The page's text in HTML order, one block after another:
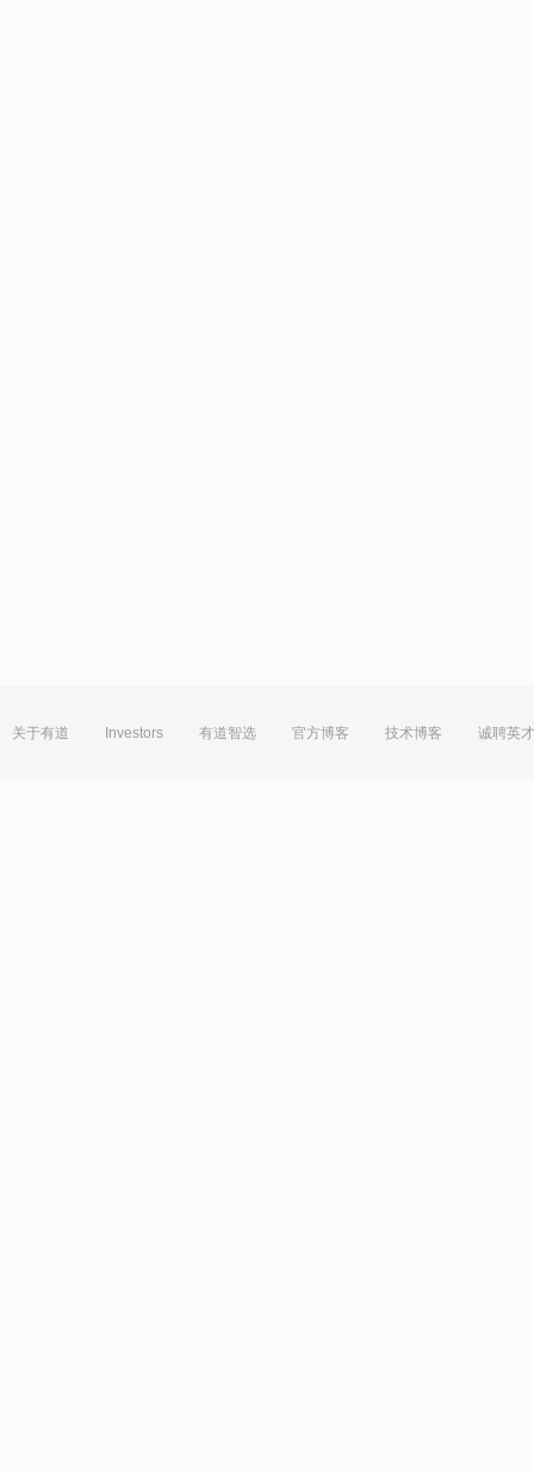
关于有道 Investors 有道智选 官方博客 技术博客 诚聘英才